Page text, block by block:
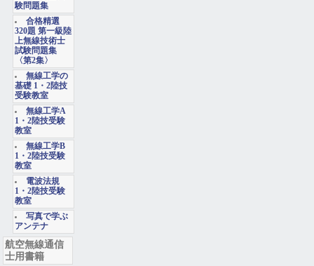
験問題集
合格精選
320題 第一級陸
上無線技術士
試験問題集
〈第2集〉
無線工学の
基礎 1・2陸技
受験教室
無線工学A
1・2陸技受験
教室
無線工学B
1・2陸技受験
教室
電波法規
1・2陸技受験
教室
写真で学ぶ
アンテナ
航空無線通信
士用書籍